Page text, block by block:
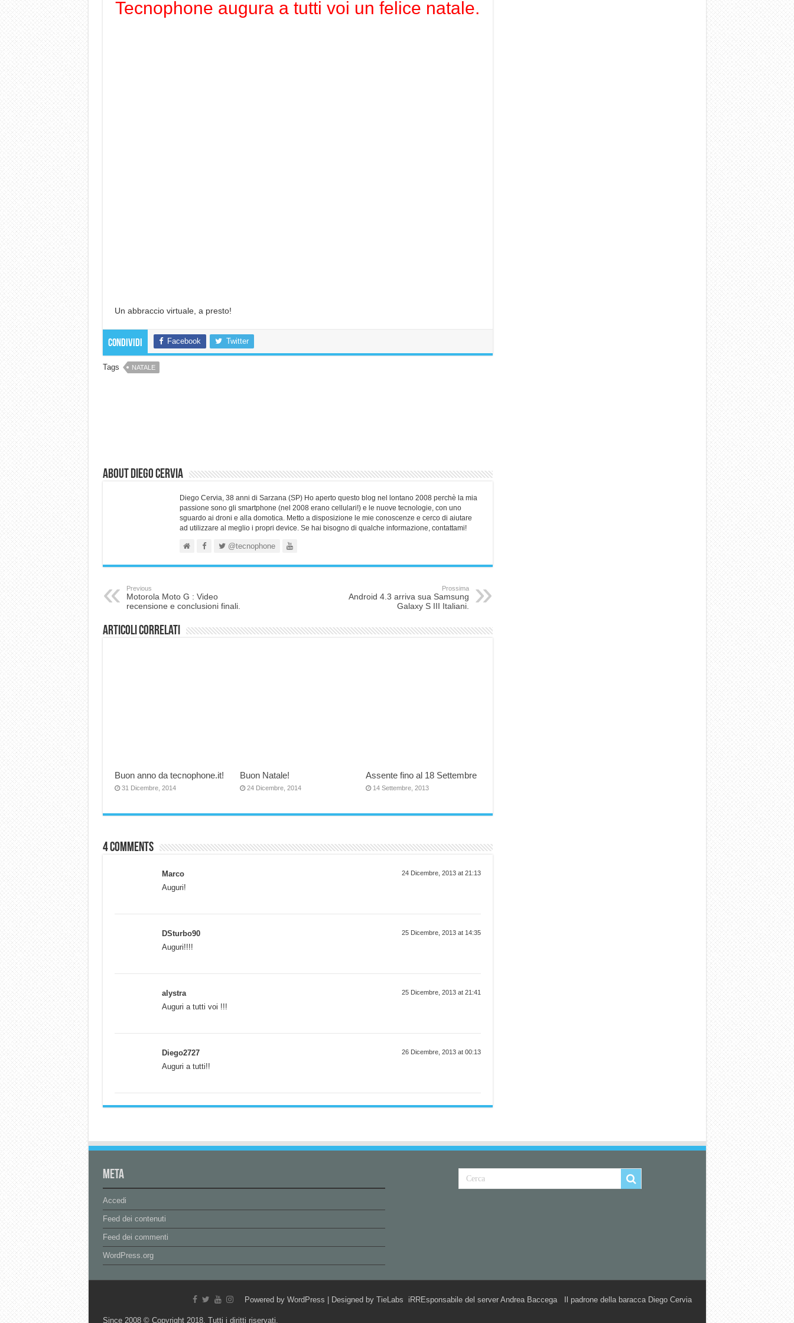
Tecnophone augura a tutti voi un felice natale.
Un abbraccio virtuale, a presto!
Condividi Facebook Twitter
Tags NATALE
About Diego Cervia
Diego Cervia, 38 anni di Sarzana (SP) Ho aperto questo blog nel lontano 2008 perchè la mia
passione sono gli smartphone (nel 2008 erano cellulari!) e le nuove tecnologie, con uno
sguardo ai droni e alla domotica. Metto a disposizione le mie conoscenze e cerco di aiutare
ad utilizzare al meglio i propri device. Se hai bisogno di qualche informazione, contattami!
@tecnophone
Previous
Motorola Moto G : Video
recensione e conclusioni finali.
Prossima
Android 4.3 arriva sua Samsung
Galaxy S III Italiani.
Articoli correlati
Buon anno da tecnophone.it!
31 Dicembre, 2014
Buon Natale!
24 Dicembre, 2014
Assente fino al 18 Settembre
14 Settembre, 2013
4 comments
Marco 24 Dicembre, 2013 at 21:13
Auguri!
DSturbo90 25 Dicembre, 2013 at 14:35
Auguri!!!!
alystra 25 Dicembre, 2013 at 21:41
Auguri a tutti voi !!!
Diego2727 26 Dicembre, 2013 at 00:13
Auguri a tutti!!
Meta
Accedi
Feed dei contenuti
Feed dei commenti
WordPress.org
Powered by WordPress | Designed by TieLabs iRREsponsabile del server Andrea Baccega Il padrone della baracca Diego Cervia
Since 2008 © Copyright 2018, Tutti i diritti riservati.